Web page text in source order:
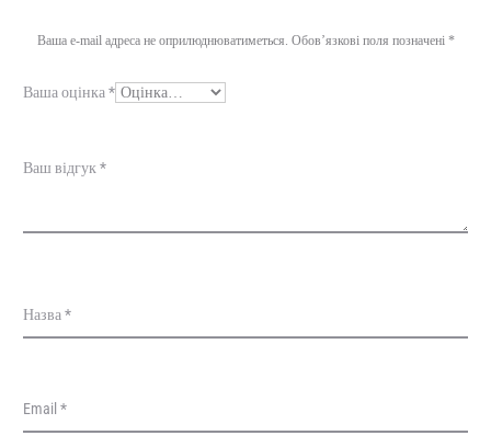
у
и
Ваша e-mail адреса не оприлюднюватиметься. Обов’язкові поля позначені *
Ваша оцінка*
Ваш відгук *
Назва*
Email *